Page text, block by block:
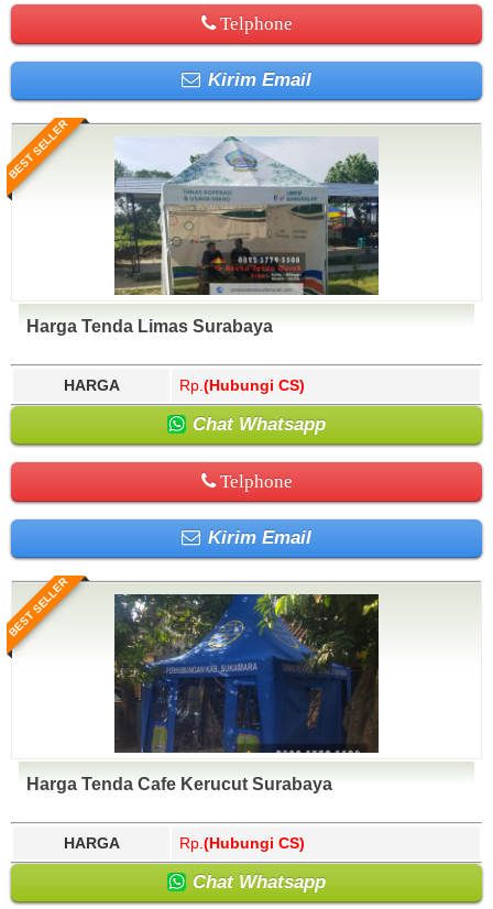
Telphone
Kirim Email
BEST SELLER
Harga Tenda Limas Surabaya
HARGA Rp. (Hubungi CS)
Chat Whatsapp
Telphone
Kirim Email
BEST SELLER
Harga Tenda Cafe Kerucut Surabaya
HARGA Rp. (Hubungi CS)
Chat Whatsapp